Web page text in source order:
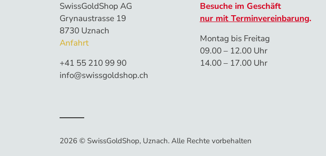
SwissGoldShop AG
Grynaustrasse 19
8730 Uznach
Anfahrt
+41 55 210 99 90
info@swissgoldshop.ch
Besuche im Geschäft
nur mit Terminvereinbarung.
Montag bis Freitag
09.00 – 12.00 Uhr
14.00 – 17.00 Uhr
2026 © SwissGoldShop, Uznach.Alle Rechte vorbehalten